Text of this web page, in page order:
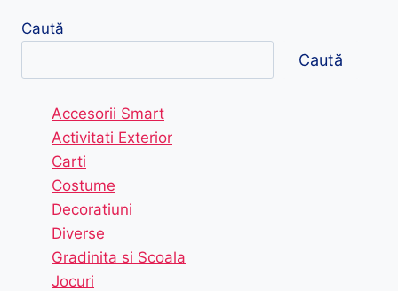
Caută
Caută
Accesorii Smart
Activitati Exterior
Carti
Costume
Decoratiuni
Diverse
Gradinita si Scoala
Jocuri